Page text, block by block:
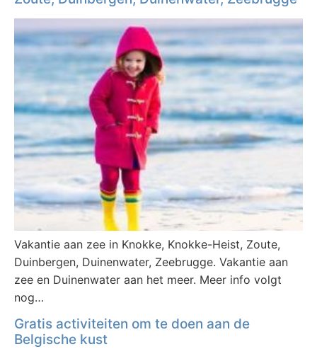
Vakantie aan zee in Knokke, Knokke-Heist, Zoute,
Duinbergen, Duinenwater, Zeebrugge. Vakantie aan
zee en Duinenwater aan het meer. Meer info volgt
nog…
Gratis activiteiten om te doen aan de
Belgische kust